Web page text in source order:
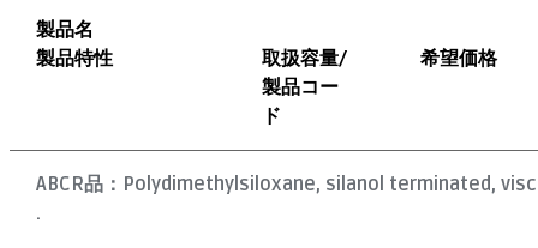
製品名
製品特性
取扱容量/
製品コー
ド
希望価格
ABCR品： Polydimethylsiloxane, silanol terminated,
.